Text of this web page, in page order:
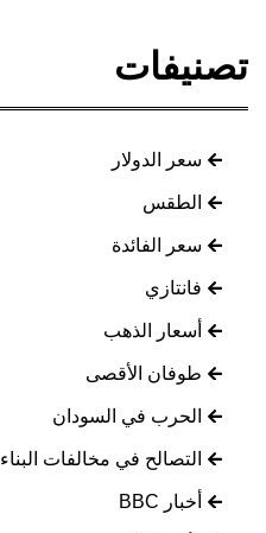
تصنيفات
سعر الدولار
الطقس
سعر الفائدة
فانتازي
أسعار الذهب
طوفان الأقصى
الحرب في السودان
التصالح في مخالفات البناء
أخبار BBC